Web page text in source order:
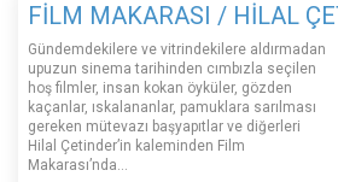
FİLM MAKARASI / HİLAL
Gündemdekilere ve vitrindekilere aldırmadan
upuzun sinema tarihinden cımbızla seçilen
hoş filmler, insan kokan öyküler, gözden
kaçanlar, ıskalananlar, pamuklara sarılması
gereken mütevazı başyapıtlar ve diğerleri
Hilal Çetinder’in kaleminden Film
Makarası’nda…